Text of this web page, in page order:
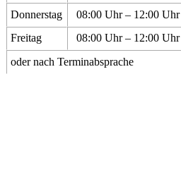
Donnerstag
08:00 Uhr – 12:00 Uhr
Freitag
08:00 Uhr – 12:00 Uhr
oder nach Terminabsprache